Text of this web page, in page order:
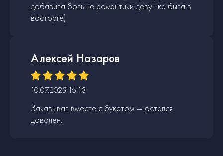
добавила больше романтики девушка была в
восторге)
Алексей Назаров
10.07.2025 16:13
Заказывал вместе с букетом — остался
доволен.